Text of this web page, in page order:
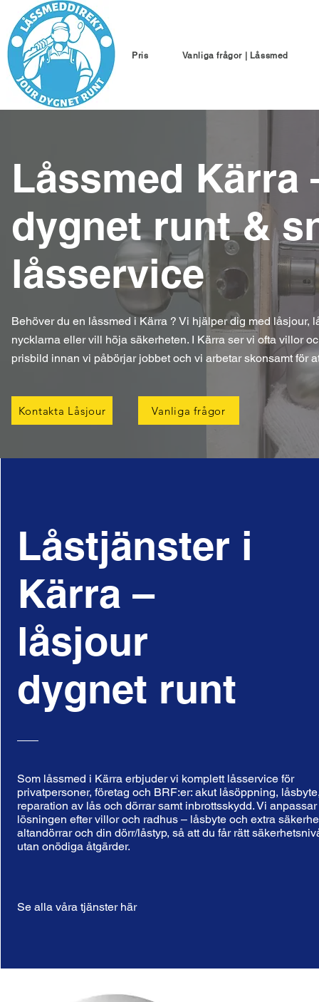
Pris Vanliga frågor | Låssmed
Låssmed Kärra
dygnet runt &
låsservice
Behöver du en låssmed i Kärra ? Vi hjälper dig med låsjour,
nycklarna eller vill höja säkerheten. I Kärra ser vi ofta villor
prisbild innan vi påbörjar jobbet och vi arbetar skonsamt för
Kontakta Låsjour Vanliga frågor
Låstjänster i
Kärra –
låsjour
dygnet runt
Som låssmed i Kärra erbjuder vi komplett låsservice för
privatpersoner, företag och BRF:er: akut låsöppning,
reparation av lås och dörrar samt inbrottsskydd. Vi anpassar
lösningen efter villor och radhus – låsbyte och extra
altandörrar och din dörr/låstyp, så att du får rätt
utan onödiga åtgärder.
Se alla våra tjänster här